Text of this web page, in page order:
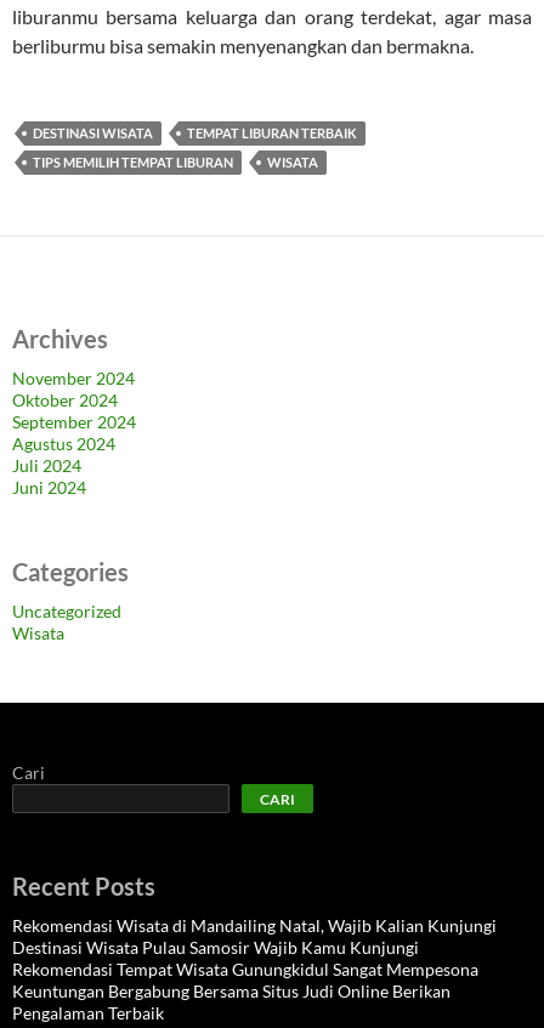
liburanmu bersama keluarga dan orang terdekat, agar masa
berliburmu bisa semakin menyenangkan dan bermakna.
DESTINASI WISATA
TEMPAT LIBURAN TERBAIK
TIPS MEMILIH TEMPAT LIBURAN
WISATA
Archives
November 2024
Oktober 2024
September 2024
Agustus 2024
Juli 2024
Juni 2024
Categories
Uncategorized
Wisata
Cari
CARI
Recent Posts
Rekomendasi Wisata di Mandailing Natal, Wajib Kalian Kunjungi
Destinasi Wisata Pulau Samosir Wajib Kamu Kunjungi
Rekomendasi Tempat Wisata Gunungkidul Sangat Mempesona
Keuntungan Bergabung Bersama Situs Judi Online Berikan
Pengalaman Terbaik